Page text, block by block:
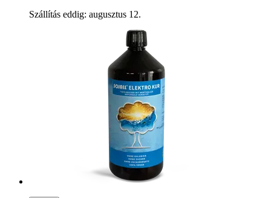
Szállítás eddig: augusztus 12.